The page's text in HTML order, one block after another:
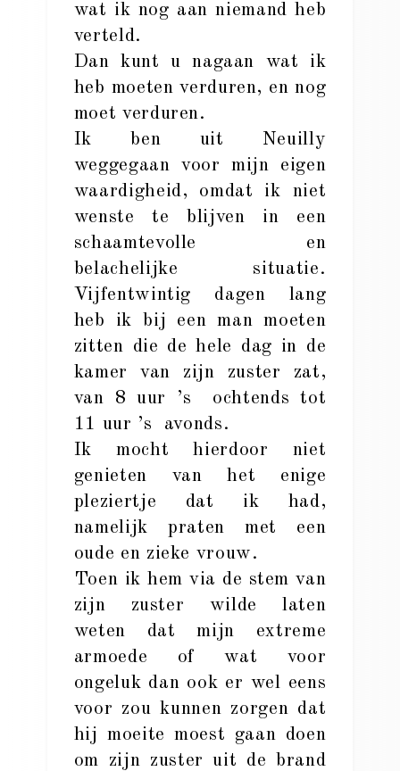
wat ik nog aan niemand heb
verteld.
Dan kunt u nagaan wat ik
heb moeten verduren, en nog
moet verduren.
Ik ben uit Neuilly
weggegaan voor mijn eigen
waardigheid, omdat ik niet
wenste te blijven in een
schaamtevolle en
belachelijke situatie.
Vijfentwintig dagen lang
heb ik bij een man moeten
zitten die de hele dag in de
kamer van zijn zuster zat,
van 8 uur ’s ochtends tot
11 uur ’s avonds.
Ik mocht hierdoor niet
genieten van het enige
pleziertje dat ik had,
namelijk praten met een
oude en zieke vrouw.
Toen ik hem via de stem van
zijn zuster wilde laten
weten dat mijn extreme
armoede of wat voor
ongeluk dan ook er wel eens
voor zou kunnen zorgen dat
hij moeite moest gaan doen
om zijn zuster uit de brand